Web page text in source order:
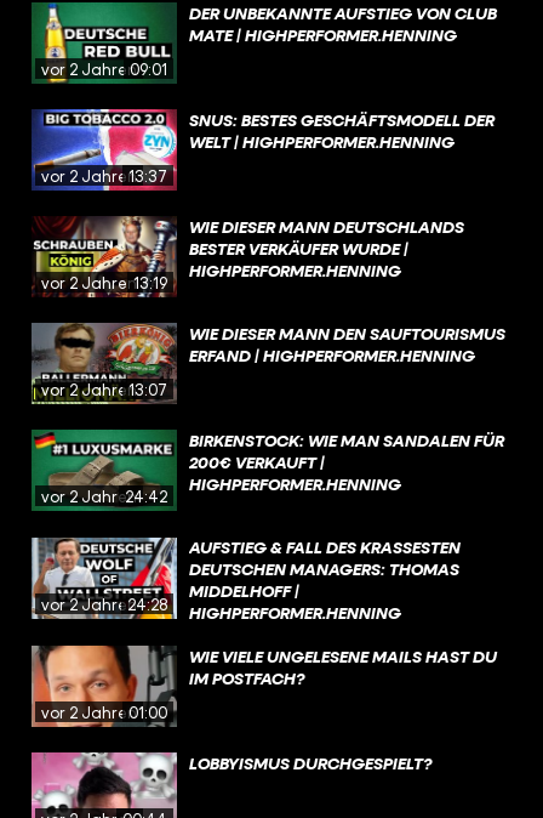
vor 2 Jahren09:01
DER UNBEKANNTE AUFSTIEG VON CLUB
MATE | HIGHPERFORMER.HENNING
vor 2 Jahren13:37
SNUS: BESTES GESCHÄFTSMODELL DER
WELT | HIGHPERFORMER.HENNING
vor 2 Jahren13:19
WIE DIESER MANN DEUTSCHLANDS
BESTER VERKÄUFER WURDE |
HIGHPERFORMER.HENNING
vor 2 Jahren13:07
WIE DIESER MANN DEN SAUFTOURISMUS
ERFAND | HIGHPERFORMER.HENNING
vor 2 Jahren24:42
BIRKENSTOCK: WIE MAN SANDALEN FÜR
200€ VERKAUFT |
HIGHPERFORMER.HENNING
vor 2 Jahren24:28
AUFSTIEG & FALL DES KRASSESTEN
DEUTSCHEN MANAGERS: THOMAS
MIDDELHOFF |
HIGHPERFORMER.HENNING
vor 2 Jahren01:00
WIE VIELE UNGELESENE MAILS HAST DU
IM POSTFACH?
LOBBYISMUS DURCHGESPIELT?